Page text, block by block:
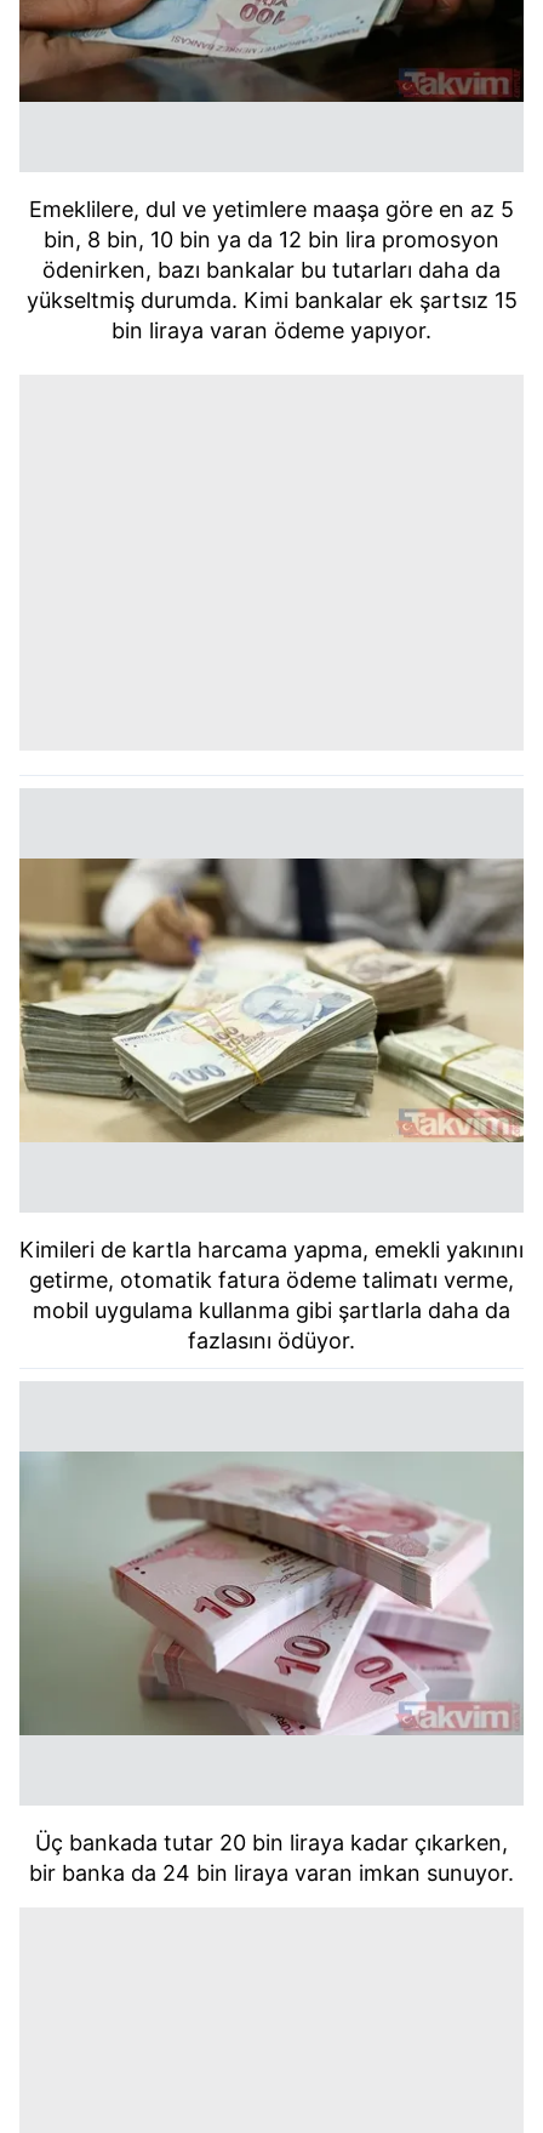
Emeklilere, dul ve yetimlere maaşa göre en az 5
bin, 8 bin, 10 bin ya da 12 bin lira promosyon
ödenirken, bazı bankalar bu tutarları daha da
yükseltmiş durumda. Kimi bankalar ek şartsız 15
bin liraya varan ödeme yapıyor.
Kimileri de kartla harcama yapma, emekli yakınını
getirme, otomatik fatura ödeme talimatı verme,
mobil uygulama kullanma gibi şartlarla daha da
fazlasını ödüyor.
Üç bankada tutar 20 bin liraya kadar çıkarken,
bir banka da 24 bin liraya varan imkan sunuyor.